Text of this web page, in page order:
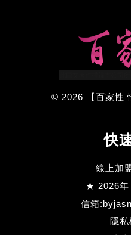
© 2026 【百家性
快
線上加
★ 2026年
信箱
隱